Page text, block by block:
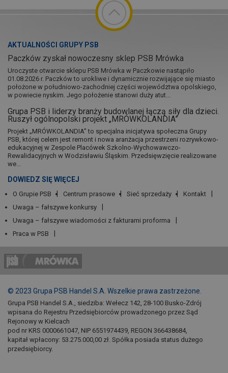
AKTUALNOŚCI GRUPY PSB
Paczków zyskał nowoczesny sklep PSB Mrówka
Uroczyste otwarcie sklepu PSB Mrówka w Paczkowie nastąpiło
01.08.2026 r. Paczków to urokliwe i dynamicznie rozwijające się miasto
położone w południowo-zachodniej części województwa opolskiego,
w powiecie nyskim. Jego położenie stanowi duży atut...
Grupa PSB i liderzy branży budowlanej łączą siły dla dzieci.
Ruszył ogólnopolski projekt „MRÓWKOLANDIA”
Projekt „MRÓWKOLANDIA” to specjalna inicjatywa społeczna Grupy
PSB, której celem jest remont i nowa aranżacja przestrzeni rozrywkowo-
edukacyjnej w Zespole Placówek Szkolno-Wychowawczo-
Rewalidacyjnych w Wodzisławiu Śląskim. Przedsięwzięcie realizowane
we...
DOWIEDZ SIĘ WIĘCEJ
O Grupie PSB Centrum prasowe Sieć sprzedaży
Kontakt
Uwaga – fałszywe konkursy
Uwaga – fałszywe wiadomości z fakturami proforma
Praca w PSB
© 2023 Grupa PSB Handel S.A. Wszelkie prawa zastrzeżone.
Grupa PSB Handel S.A., siedziba: Wełecz 142, 28-100 Busko-Zdrój
wpisana do Rejestru Przedsiębiorców prowadzonego przez Sąd
Rejonowy w Kielcach
pod nr KRS 0000661047, NIP 6551974439, REGON 366438684,
kapitał wpłacony: 53.275.000,00 zł. Spółka posiada status dużego
przedsiębiorcy.